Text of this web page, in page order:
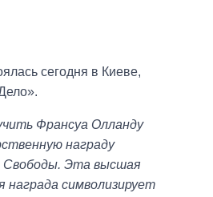
сегодня в Киеве,
Франсуа Олланду
награду
Свободы. Эта высшая
награда символизирует